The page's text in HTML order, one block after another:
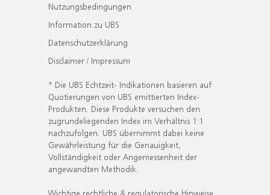
Nutzungsbedingungen
Information zu UBS
Datenschutzerklärung
Disclaimer / Impressum
* Die UBS Echtzeit- Indikationen basieren auf
Quotierungen von UBS emittierten Index-
Produkten. Diese Produkte versuchen den
zugrundeliegenden Index im Verhältnis 1:1
nachzufolgen. UBS übernimmt dabei keine
Gewährleistung für die Genauigkeit,
Vollständigkeit oder Angemessenheit der
angewandten Methodik.